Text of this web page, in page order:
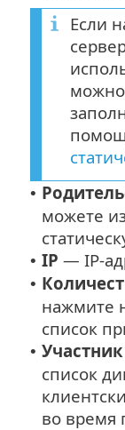
Если
можно
•
можете
• IP — IP-
•
нажмите
список
•
список
во время